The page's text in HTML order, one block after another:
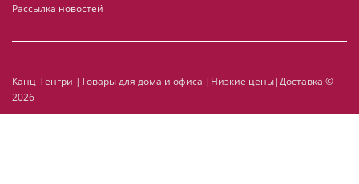
Рассылка новостей
Канц-Тенгри |Товары для дома и офиса |Низкие цены|Доставка ©
2026